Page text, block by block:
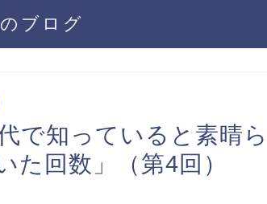
ブログ
で知っていると素晴
た回数」（第4回）